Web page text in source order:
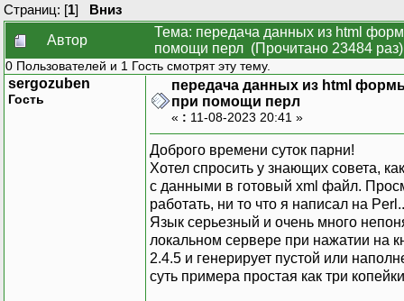
Страниц: [1] Вниз
Автор
Тема: передача данных из html
помощи перл (Прочитано 23484 раз)
0 Пользователей и 1 Гость смотрят эту тему.
sergozuben
Гость
передача данных из html
при помощи перл
« : 11-08-2023 20:41 »
Доброго времени суток парни!
Хотел спросить у знающих совета,
с данными в готовый xml файл.
работать, ни то что я написал на
Язык серьезный и очень много
локальном сервере при нажатии на
2.4.5 и генерирует пустой или
суть примера простая как три копейки